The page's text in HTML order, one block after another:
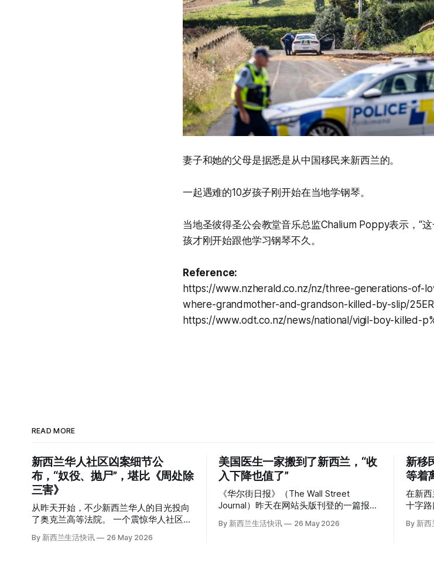
妻子和她的父母是据悉是从中国移民来新西兰的。
一起遇难的10岁孩子刚开始在当地学钢琴。
当地圣彼得圣公会教堂音乐总监Chalium Poppy表示，“
孩才刚开始跟他学习钢琴不久。
Reference:
https://www.nzherald.co.nz/nz/three-generations-of-
where-grandmother-and-grandson-killed-by-slip/
https://www.odt.co.nz/news/national/vigil-boy-killed-
READ MORE
新西兰华人社区凶案细节公
布，“奴役、抛尸”，堪比《周处除
三害》
从昨天开始，不少新西兰华人的目光投向
了奥克兰高等法院。 一个震惊华人社区的
悬案，正在审理。 涉案的四位华人被告，
站在了法庭，被控与一位70岁中国女人的
By 新西兰生活快讯 26 May 2026
美国医生一家搬到了新西兰，“收
入下降也值了”
《华尔街日报》（The Wall Street
Journal）昨天在网站头版刊登的一篇报
道，这篇报道也立即引发了新西兰小城民
众的兴趣： “精疲力尽的美国医生，正在
By 新西兰生活快讯 26 May 2026
新移
等着
在新
十字路口。 当年，他们解
行业
试，不
By 新西